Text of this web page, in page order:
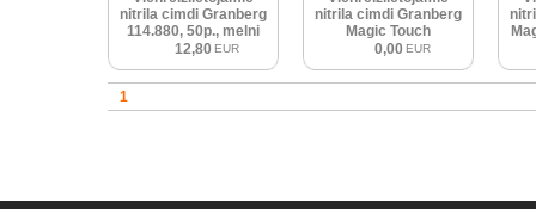
nitrila cimdi Granberg
114.880, 50p., melni
12,80 EUR
nitrila cimdi Granberg
Magic Touch
0,00 EUR
1